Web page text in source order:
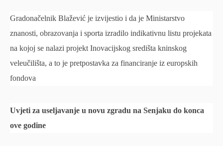
Gradonačelnik Blažević je izvijestio i da je Ministarstvo
znanosti, obrazovanja i sporta izradilo indikativnu listu projekata
na kojoj se nalazi projekt Inovacijskog središta kninskog
veleučilišta, a to je pretpostavka za financiranje iz europskih
fondova
Uvjeti za useljavanje u novu zgradu na Senjaku do konca
ove godine